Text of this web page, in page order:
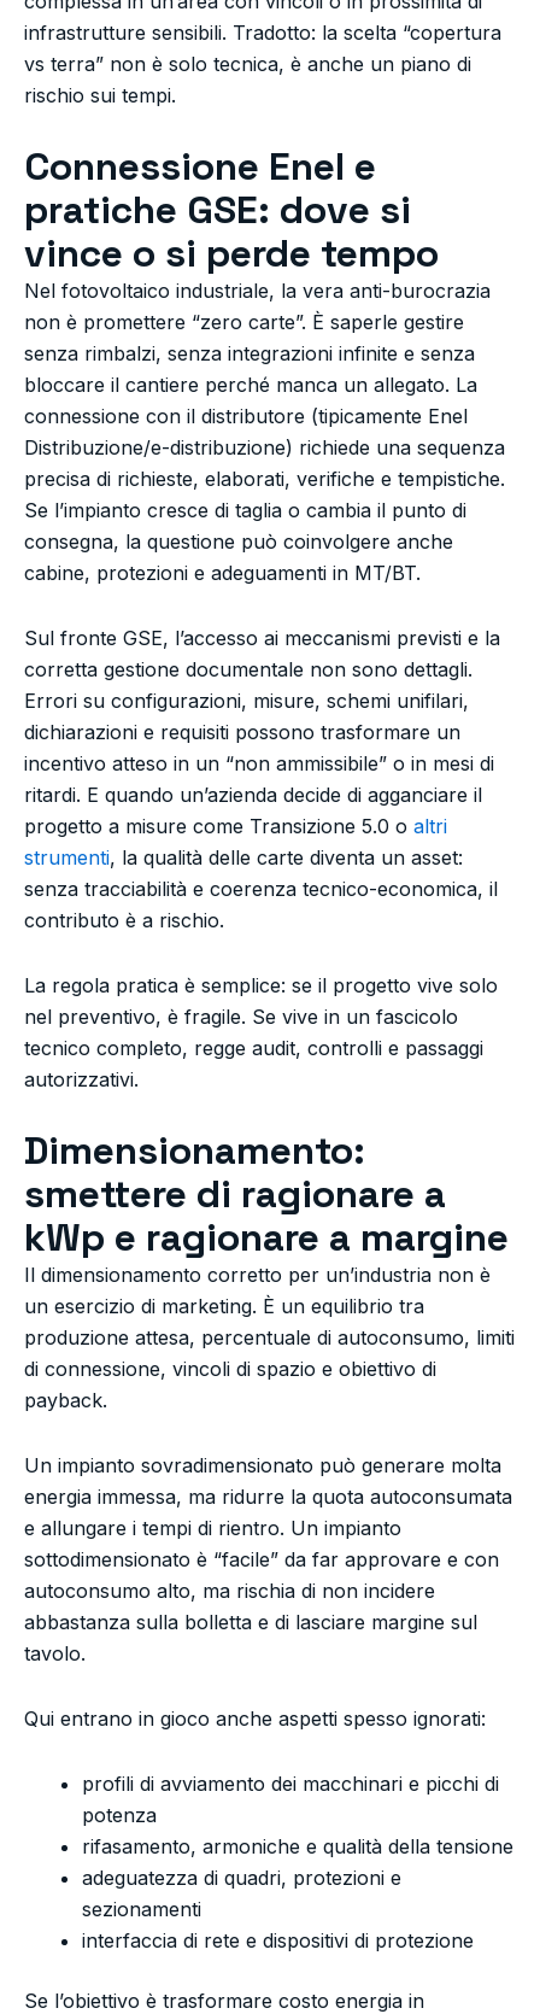
infrastrutture sensibili. Tradotto: la scelta “copertura
vs terra” non è solo tecnica, è anche un piano di
rischio sui tempi.
Connessione Enel e
pratiche GSE: dove si
vince o si perde tempo
Nel fotovoltaico industriale, la vera anti-burocrazia
non è promettere “zero carte”. È saperle gestire
senza rimbalzi, senza integrazioni infinite e senza
bloccare il cantiere perché manca un allegato. La
connessione con il distributore (tipicamente Enel
Distribuzione/e-distribuzione) richiede una sequenza
precisa di richieste, elaborati, verifiche e tempistiche.
Se l’impianto cresce di taglia o cambia il punto di
consegna, la questione può coinvolgere anche
cabine, protezioni e adeguamenti in MT/BT.
Sul fronte GSE, l’accesso ai meccanismi previsti e la
corretta gestione documentale non sono dettagli.
Errori su configurazioni, misure, schemi unifilari,
dichiarazioni e requisiti possono trasformare un
incentivo atteso in un “non ammissibile” o in mesi di
ritardi. E quando un’azienda decide di agganciare il
progetto a misure come Transizione 5.0 o altri
strumenti, la qualità delle carte diventa un asset:
senza tracciabilità e coerenza tecnico-economica, il
contributo è a rischio.
La regola pratica è semplice: se il progetto vive solo
nel preventivo, è fragile. Se vive in un fascicolo
tecnico completo, regge audit, controlli e passaggi
autorizzativi.
Dimensionamento:
smettere di ragionare a
kWp e ragionare a margine
Il dimensionamento corretto per un’industria non è
un esercizio di marketing. È un equilibrio tra
produzione attesa, percentuale di autoconsumo, limiti
di connessione, vincoli di spazio e obiettivo di
payback.
Un impianto sovradimensionato può generare molta
energia immessa, ma ridurre la quota autoconsumata
e allungare i tempi di rientro. Un impianto
sottodimensionato è “facile” da far approvare e con
autoconsumo alto, ma rischia di non incidere
abbastanza sulla bolletta e di lasciare margine sul
tavolo.
Qui entrano in gioco anche aspetti spesso ignorati:
profili di avviamento dei macchinari e picchi di
potenza
rifasamento, armoniche e qualità della tensione
adeguatezza di quadri, protezioni e
sezionamenti
interfaccia di rete e dispositivi di protezione
Se l’obiettivo è trasformare costo energia in